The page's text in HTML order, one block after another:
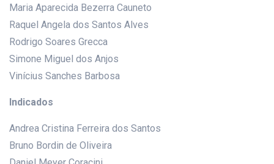
Maria Aparecida Bezerra Cauneto
Raquel Angela dos Santos Alves
Rodrigo Soares Grecca
Simone Miguel dos Anjos
Vinícius Sanches Barbosa
Indicados
Andrea Cristina Ferreira dos Santos
Bruno Bordin de Oliveira